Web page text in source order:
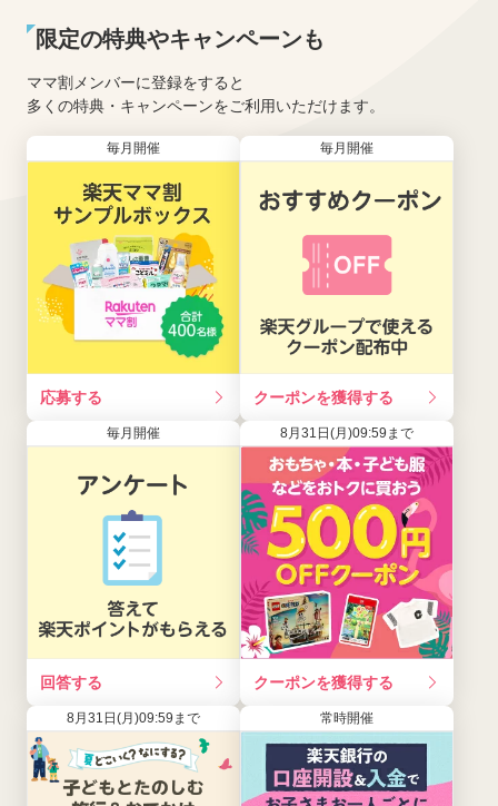
限定の特典やキャンペーンも
ママ割メンバーに登録をすると
多くの特典・キャンペーンをご利用いただけます。
毎月開催
応募する
毎月開催
クーポンを獲得する
毎月開催
回答する
8月31日(月)09:59まで
クーポンを獲得する
8月31日(月)09:59まで 常時開催